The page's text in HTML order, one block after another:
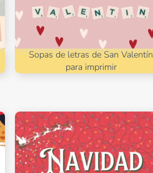
Sopas de letras de San Valentín
para imprimir